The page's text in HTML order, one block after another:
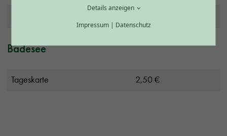
Badesee
Tageskarte 2,50 €
Details anzeigen
Impressum| Datenschutz